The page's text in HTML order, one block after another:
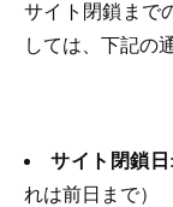
サイト閉鎖まで
しては、下記の
サイト閉鎖日
れは前日まで）